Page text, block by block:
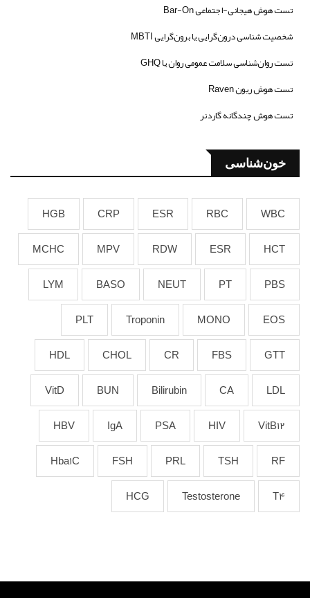
تست هوش هیجانی-اجتماعی Bar-On
شخصیت شناسی درون‌گرایی یا برون‌گرایی MBTI
تست روان‌شناسی سلامت عمومی روان یا GHQ
تست هوش ریون Raven
تست هوش چندگانه گاردنر
خون‌شناسی
WBC
RBC
ESR
CRP
HGB
HCT
ESR
RDW
MPV
MCHC
PBS
PT
NEUT
BASO
LYM
EOS
MONO
Troponin
PLT
GTT
FBS
CR
CHOL
HDL
LDL
CA
Bilirubin
BUN
VitD
VitB12
HIV
PSA
IgA
HBV
RF
TSH
PRL
FSH
Hba1C
T4
Testosterone
HCG